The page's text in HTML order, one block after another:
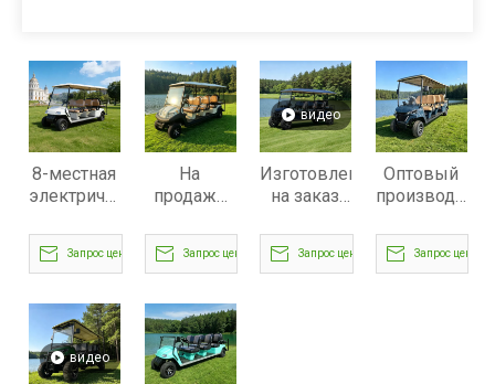
8-местная
электрическая
для
гольфа
аэропортов
и курортов
—
EG2068KSZ
Запрос цены
На
продажу
восемь 8-
местных
багги для
гольф-
каров —
EG206AKSZ
Запрос цены
видео
Изготовленная
на заказ
литиевая
6+2 8-
Запрос цены
Оптовый
8-местных
тележек
Запрос цены
видео